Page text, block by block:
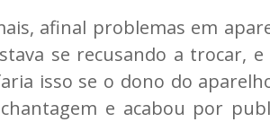
afinal problemas em
se recusando a trocar,
isso se o dono do
e acabou por